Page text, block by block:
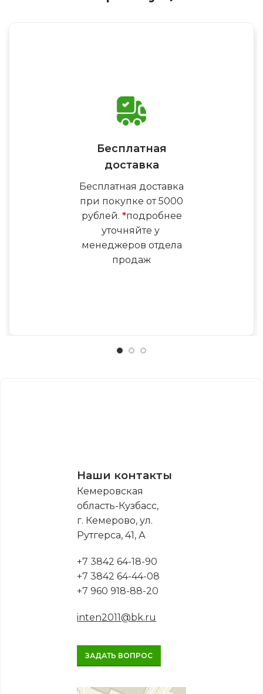
Бесплатная
доставка
Бесплатная доставка
при покупке от 5000
рублей. *подробнее
уточняйте у
менеджеров отдела
продаж
Наши контакты
Кемеровская
область-Кузбасс,
г. Кемерово, ул.
Рутгерса, 41, А
+7 3842 64-18-90
+7 3842 64-44-08
+7 960 918-88-20
inten2011@bk.ru
ЗАДАТЬ ВОПРОС